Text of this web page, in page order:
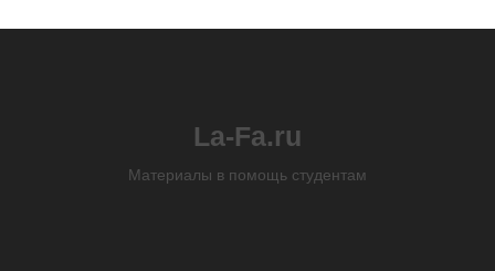
La-Fa.ru
Материалы в помощь студентам